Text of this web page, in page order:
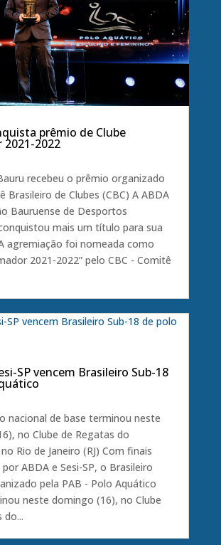
prêmio de Clube
2021-2022
recebeu o prêmio organizado
Brasileiro de Clubes (CBC) A ABDA
Bauruense de Desportos
mais um título para sua
agremiação foi nomeada como
2021-2022” pelo CBC - Comitê
SP vencem Brasileiro Sub-18
nacional de base terminou neste
no Clube de Regatas do
Rio de Janeiro (RJ) Com finais
ABDA e Sesi-SP, o Brasileiro
pela PAB - Polo Aquático
neste domingo (16), no Clube
do...